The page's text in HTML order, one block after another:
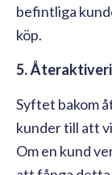
befintliga
köp.
5.
Syftet bakom
kunder till att
Om en kund